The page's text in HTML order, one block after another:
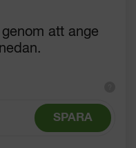
att ange
SPARA